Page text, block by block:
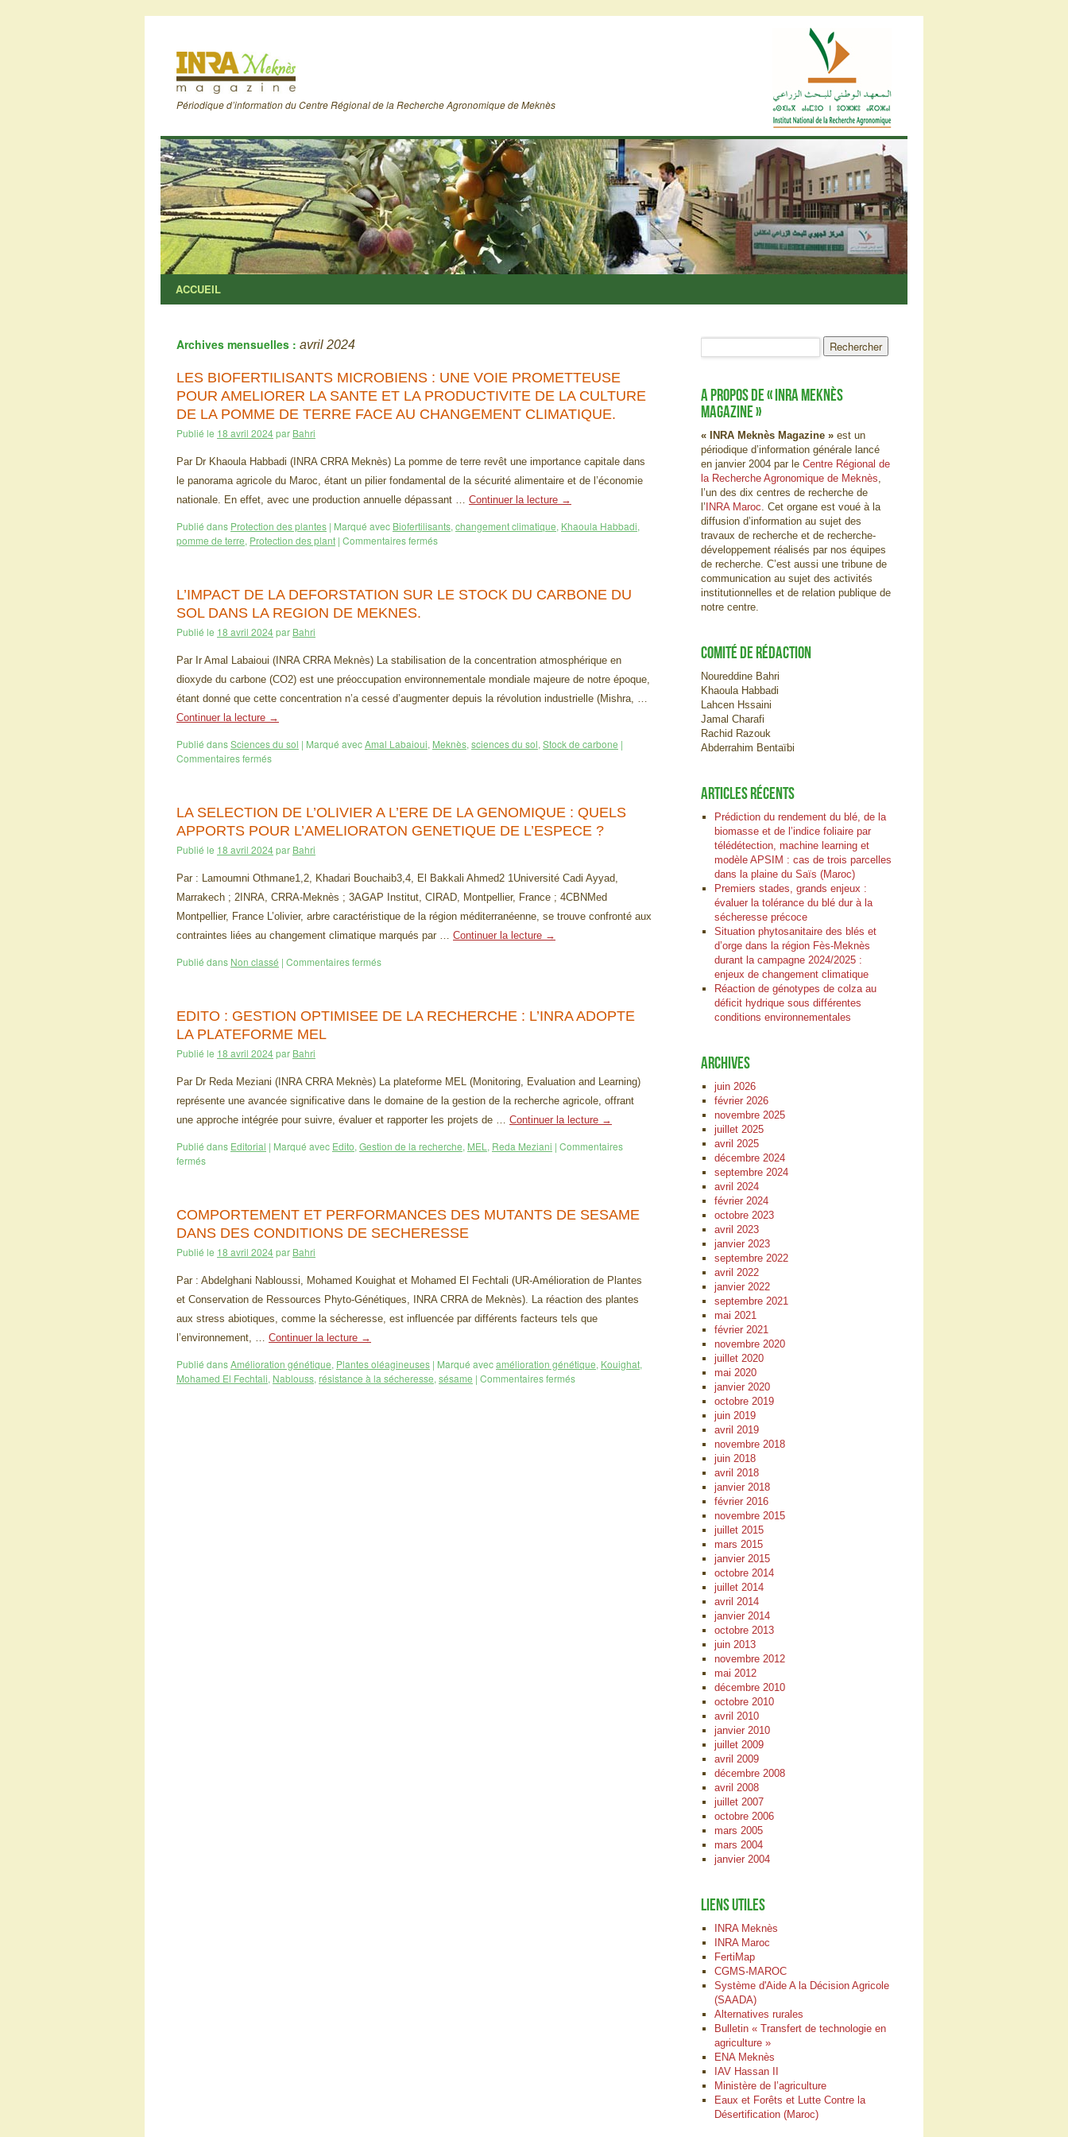
Périodique d’information du Centre Régional de la Recherche Agronomique de Meknès
ACCUEIL
Archives mensuelles : avril 2024
LES BIOFERTILISANTS MICROBIENS : UNE VOIE PROMETTEUSE
POUR AMELIORER LA SANTE ET LA PRODUCTIVITE DE LA CULTURE
DE LA POMME DE TERRE FACE AU CHANGEMENT CLIMATIQUE.
Publié le 18 avril 2024par Bahri
Par Dr Khaoula Habbadi (INRA CRRA Meknès) La pomme de terre revêt une importance capitale dans
le panorama agricole du Maroc, étant un pilier fondamental de la sécurité alimentaire et de l’économie
nationale. En effet, avec une production annuelle dépassant … Continuer la lecture →
Publié dans Protection des plantes | Marqué avec Biofertilisants, changement climatique, Khaoula Habbadi,
pomme de terre, Protection des plant | Commentaires fermés
L’IMPACT DE LA DEFORSTATION SUR LE STOCK DU CARBONE DU
SOL DANS LA REGION DE MEKNES.
Publié le 18 avril 2024par Bahri
Par Ir Amal Labaioui (INRA CRRA Meknès) La stabilisation de la concentration atmosphérique en
dioxyde du carbone (CO2) est une préoccupation environnementale mondiale majeure de notre époque,
étant donné que cette concentration n’a cessé d’augmenter depuis la révolution industrielle (Mishra, …
Continuer la lecture →
Publié dansSciences du sol | Marqué avecAmal Labaioui, Meknès, sciences du sol, Stock de carbone |
Commentaires fermés
LA SELECTION DE L’OLIVIER A L’ERE DE LA GENOMIQUE : QUELS
APPORTS POUR L’AMELIORATON GENETIQUE DE L’ESPECE ?
Publié le 18 avril 2024par Bahri
Par : Lamoumni Othmane1,2, Khadari Bouchaib3,4, El Bakkali Ahmed2 1Université Cadi Ayyad,
Marrakech ; 2INRA, CRRA-Meknès ; 3AGAP Institut, CIRAD, Montpellier, France ; 4CBNMed
Montpellier, France L’olivier, arbre caractéristique de la région méditerranéenne, se trouve confronté aux
contraintes liées au changement climatique marqués par … Continuer la lecture →
Publié dans Non classé | Commentaires fermés
EDITO : GESTION OPTIMISEE DE LA RECHERCHE : L’INRA ADOPTE
LA PLATEFORME MEL
Publié le 18 avril 2024par Bahri
Par Dr Reda Meziani (INRA CRRA Meknès) La plateforme MEL (Monitoring, Evaluation and Learning)
représente une avancée significative dans le domaine de la gestion de la recherche agricole, offrant
une approche intégrée pour suivre, évaluer et rapporter les projets de … Continuer la lecture →
Publié dans Editorial | Marqué avec Edito, Gestion de la recherche, MEL , Reda Meziani | Commentaires
fermés
COMPORTEMENT ET PERFORMANCES DES MUTANTS DE SESAME
DANS DES CONDITIONS DE SECHERESSE
Publié le 18 avril 2024par Bahri
Par : Abdelghani Nabloussi, Mohamed Kouighat et Mohamed El Fechtali (UR-Amélioration de Plantes
et Conservation de Ressources Phyto-Génétiques, INRA CRRA de Meknès). La réaction des plantes
aux stress abiotiques, comme la sécheresse, est influencée par différents facteurs tels que
l’environnement, … Continuer la lecture →
Publié dansAmélioration génétique, Plantes oléagineuses | Marqué avecamélioration génétique, Kouighat,
Mohamed El Fechtali, Nablouss, résistance à la sécheresse, sésame | Commentaires fermés
A PROPOS DE « INRA MEKNÈS
MAGAZINE »
« INRA Meknès Magazine » est un
périodique d’information générale lancé
en janvier 2004 par le Centre Régional de
la Recherche Agronomique de Meknès,
l’un des dix centres de recherche de
l’ INRA Maroc. Cet organe est voué à la
diffusion d’information au sujet des
travaux de recherche et de recherche-
développement réalisés par nos équipes
de recherche. C’est aussi une tribune de
communication au sujet des activités
institutionnelles et de relation publique de
notre centre.
COMITÉ DE RÉDACTION
Noureddine Bahri
Khaoula Habbadi
Lahcen Hssaini
Jamal Charafi
Rachid Razouk
Abderrahim Bentaïbi
ARTICLES RÉCENTS
Prédiction du rendement du blé, de la
biomasse et de l’indice foliaire par
télédétection, machine learning et
modèle APSIM : cas de trois parcelles
dans la plaine du Saïs (Maroc)
Premiers stades, grands enjeux :
évaluer la tolérance du blé dur à la
sécheresse précoce
Situation phytosanitaire des blés et
d’orge dans la région Fès-Meknès
durant la campagne 2024/2025 :
enjeux de changement climatique
Réaction de génotypes de colza au
déficit hydrique sous différentes
conditions environnementales
ARCHIVES
juin 2026
février 2026
novembre 2025
juillet 2025
avril 2025
décembre 2024
septembre 2024
avril 2024
février 2024
octobre 2023
avril 2023
janvier 2023
septembre 2022
avril 2022
janvier 2022
septembre 2021
mai 2021
février 2021
novembre 2020
juillet 2020
mai 2020
janvier 2020
octobre 2019
juin 2019
avril 2019
novembre 2018
juin 2018
avril 2018
janvier 2018
février 2016
novembre 2015
juillet 2015
mars 2015
janvier 2015
octobre 2014
juillet 2014
avril 2014
janvier 2014
octobre 2013
juin 2013
novembre 2012
mai 2012
décembre 2010
octobre 2010
avril 2010
janvier 2010
juillet 2009
avril 2009
décembre 2008
avril 2008
juillet 2007
octobre 2006
mars 2005
mars 2004
janvier 2004
LIENS UTILES
INRA Meknès
INRA Maroc
FertiMap
CGMS-MAROC
Système d'Aide A la Décision Agricole
(SAADA)
Alternatives rurales
Bulletin « Transfert de technologie en
agriculture »
ENA Meknès
IAV Hassan II
Ministère de l’agriculture
Eaux et Forêts et Lutte Contre la
Désertification (Maroc)